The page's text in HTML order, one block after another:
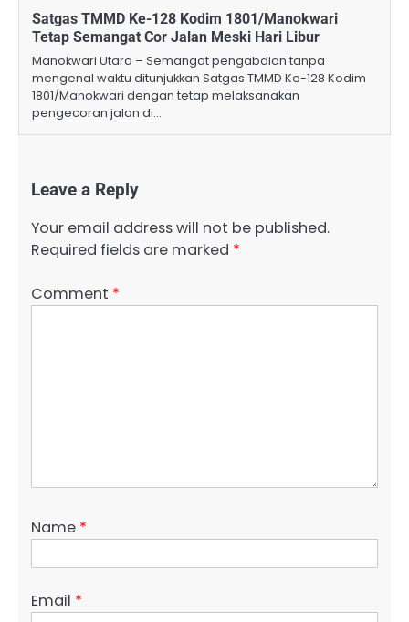
Satgas TMMD Ke-128 Kodim 1801/Manokwari
Tetap Semangat Cor Jalan Meski Hari Libur
Manokwari Utara – Semangat pengabdian tanpa
mengenal waktu ditunjukkan Satgas TMMD Ke-128 Kodim
1801/Manokwari dengan tetap melaksanakan
pengecoran jalan di…
Leave a Reply
Your email address will not be published.
Required fields are marked *
Comment *
Name *
Email *